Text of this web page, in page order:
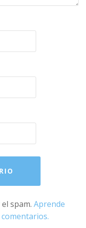
el spam.Aprende